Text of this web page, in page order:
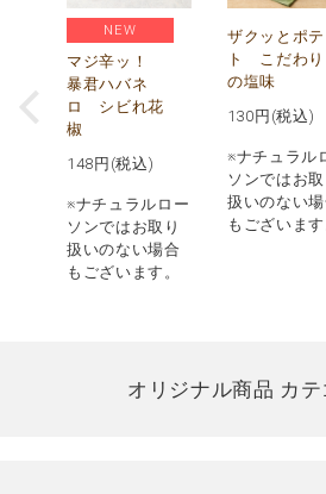
NEW
マジ辛ッ！
暴君ハバネ
ロ シビれ花
椒
148 円(税込)
※ナチュラルロー
ソンではお取り
扱いのない場合
もございます。
ザクッとポテ
ト こだわり
の塩味
130 円(税込)
※ナチュラル
ソンではお取
扱いのない
もございます
オリジナル商品 カ